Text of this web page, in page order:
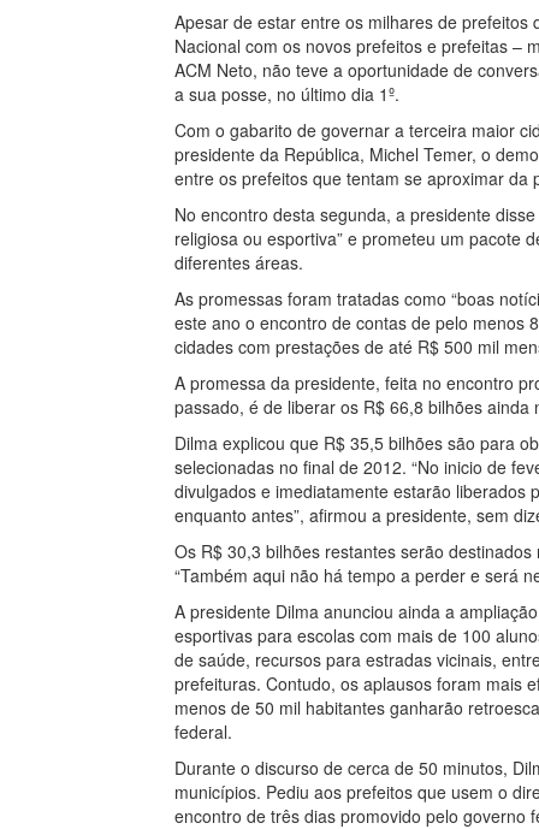
Apesar de estar entre os milhares de
Nacional com os novos prefeitos e prefeitas –
ACM Neto, não teve a oportunidade de
a sua posse, no último dia 1º.
Com o gabarito de governar a terceira maior
presidente da República, Michel Temer, o
entre os prefeitos que tentam se aproximar da
No encontro desta segunda, a presidente
religiosa ou esportiva” e prometeu um pacote
diferentes áreas.
As promessas foram tratadas como “boas
este ano o encontro de contas de pelo menos
cidades com prestações de até R$ 500 mil
A promessa da presidente, feita no encontro
passado, é de liberar os R$ 66,8 bilhões
Dilma explicou que R$ 35,5 bilhões são para
selecionadas no final de 2012. “No inicio de
divulgados e imediatamente estarão liberados
enquanto antes”, afirmou a presidente, sem
Os R$ 30,3 bilhões restantes serão
“Também aqui não há tempo a perder e será
A presidente Dilma anunciou ainda a
esportivas para escolas com mais de 100
de saúde, recursos para estradas vicinais,
prefeituras. Contudo, os aplausos foram mais
menos de 50 mil habitantes ganharão
federal.
Durante o discurso de cerca de 50 minutos,
municípios. Pediu aos prefeitos que usem o
encontro de três dias promovido pelo governo